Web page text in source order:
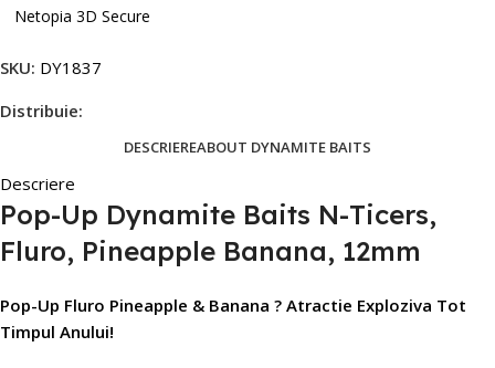
Netopia 3D Secure
SKU: DY1837
Distribuie:
DESCRIEREABOUT DYNAMITE BAITS
Descriere
Pop-Up Dynamite Baits N-Ticers,
Fluro, Pineapple Banana, 12mm
Pop-Up Fluro Pineapple & Banana ? Atractie Exploziva Tot
Timpul Anului!